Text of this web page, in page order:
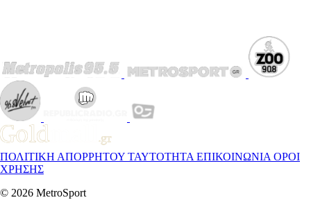
ΠΟΛΙΤΙΚΗ ΑΠΟΡΡΗΤΟΥ ΤΑΥΤΟΤΗΤΑ ΕΠΙΚΟΙΝΩΝΙΑ ΟΡΟΙ
ΧΡΗΣΗΣ
© 2026 MetroSport